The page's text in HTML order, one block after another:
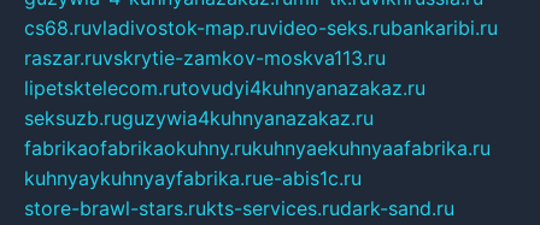
cs68.ruvladivostok-map.ruvideo-seks.rubankaribi.ru
raszar.ruvskrytie-zamkov-moskva113.ru
lipetsktelecom.rutovudyi4kuhnyanazakaz.ru
seksuzb.ruguzywia4kuhnyanazakaz.ru
fabrikaofabrikaokuhny.rukuhnyaekuhnyaafabrika.ru
kuhnyaykuhnyayfabrika.rue-abis1c.ru
store-brawl-stars.rukts-services.rudark-sand.ru